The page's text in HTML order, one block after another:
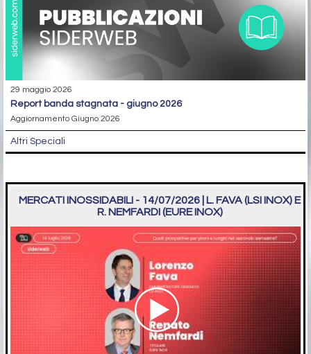
29 maggio 2026
report banda stagnata - giugno 2026
Aggiornamento Giugno 2026
Altri Speciali
MERCATI INOSSIDABILI - 14/07/2026 | L. FAVA (LSI INOX) E
R. NEMFARDI (EURE INOX)